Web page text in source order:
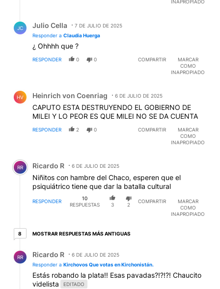
INAPROPIADO
JC Julio Cella
7 DE JULIO DE 2025
Responder a Claudia Huerga
¿ Ohhhh que ?
RESPONDER 0 0 COMPARTIR
MARCAR
COMO
INAPROPIADO
HV Heinrich von Coenriag 6 DE JULIO DE 2025
CAPUTO ESTA DESTRUYENDO EL GOBIERNO DE
MILEI Y LO PEOR ES QUE MILEI NO SE DA CUENTA
RESPONDER 2 0 COMPARTIR
MARCAR
COMO
INAPROPIADO
Comentario de Ricardo R.
RR Ricardo R 6 DE JULIO DE 2025
Niñitos con hambre del Chaco, esperen que el
psiquiátrico tiene que dar la batalla cultural
RESPONDER
10
RESPUESTAS
3 2
COMPARTIR
MARCAR
COMO
INAPROPIADO
88 respuestas más antiguas
MOSTRAR RESPUESTAS MÁS ANTIGUAS
RR Ricardo R
6 DE JULIO DE 2025
Responder a Kirchovos Que votas en Kirchonistán.
Estás robando la plata!! Esas pavadas?!?!?! Chaucito
videlista
EDITADO